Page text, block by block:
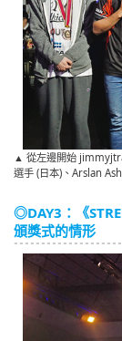
▲ 從左邊開始
選手 (日本)、Arslan
◎DAY3：《
頒獎式的情形